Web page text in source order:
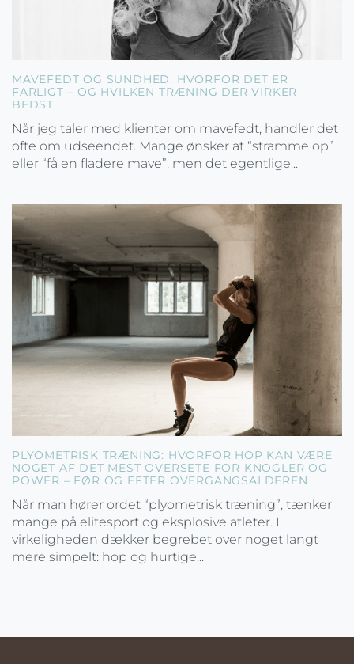
MAVEFEDT OG SUNDHED: HVORFOR DET ER
FARLIGT – OG HVILKEN TRÆNING DER VIRKER
BEDST
Når jeg taler med klienter om mavefedt, handler det
ofte om udseendet. Mange ønsker at “stramme op”
eller “få en fladere mave”, men det egentlige...
PLYOMETRISK TRÆNING: HVORFOR HOP KAN VÆRE
NOGET AF DET MEST OVERSETE FOR KNOGLER OG
POWER – FØR OG EFTER OVERGANGSALDEREN
Når man hører ordet “plyometrisk træning”, tænker
mange på elitesport og eksplosive atleter. I
virkeligheden dækker begrebet over noget langt
mere simpelt: hop og hurtige...